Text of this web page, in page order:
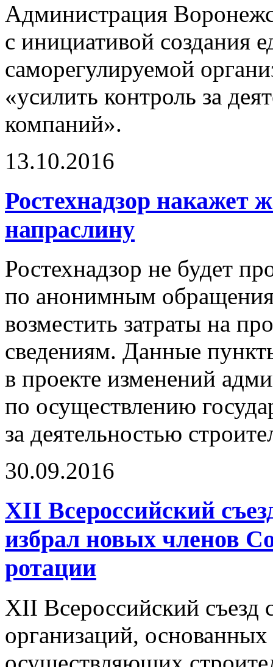
Администрация
с инициативой создания
саморегулируемой
«усилить контроль за
компаний».
13.10.2016
Ростехнадзор накажет
напраслину
Ростехнадзор не будет
по анонимным
возместить затраты на
сведениям. Данные
в проекте изменений
по осуществлению
за деятельностью
30.09.2016
XII Всероссийский
избрал новых членов
ротации
XII Всероссийский съезд
организаций,